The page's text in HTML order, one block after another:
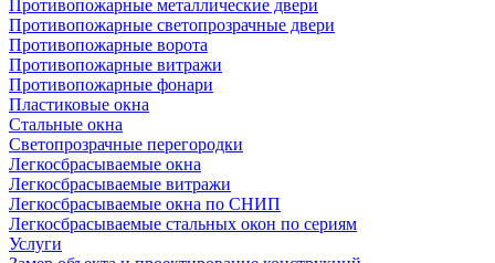
Противопожарные металлические двери
Противопожарные светопрозрачные двери
Противопожарные ворота
Противопожарные витражи
Противопожарные фонари
Пластиковые окна
Стальные окна
Светопрозрачные перегородки
Легкосбрасываемые окна
Легкосбрасываемые витражи
Легкосбрасываемые окна по СНИП
Легкосбрасываемые стальных окон по сериям
Услуги